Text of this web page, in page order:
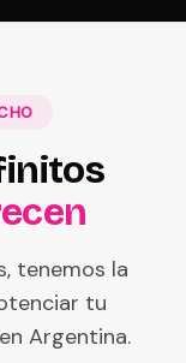
tenemos la
tu
Argentina.